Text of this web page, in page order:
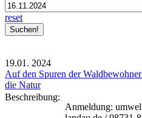
reset
19.01. 2024
Auf den Spuren der
die Natur
Beschreibung:
Anmeldung: